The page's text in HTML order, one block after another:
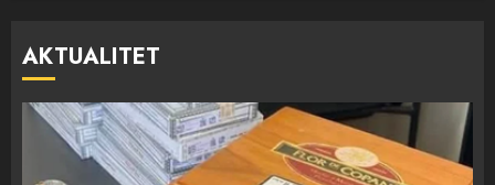
AKTUALITET